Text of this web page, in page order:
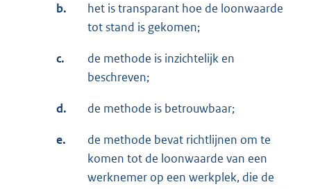
b.
het is transparant hoe de loonwaarde
tot stand is gekomen;
c.
de methode is inzichtelijk en
beschreven;
d. de methode is betrouwbaar;
e.
de methode bevat richtlijnen om te
komen tot de loonwaarde van een
werknemer op een werkplek, die de